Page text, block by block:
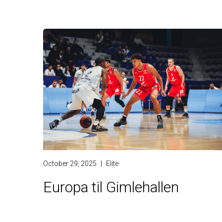
October 29, 2025 | Elite
Europa til Gimlehallen